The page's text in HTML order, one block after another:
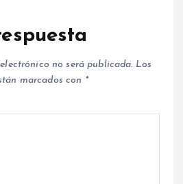
no será publicada. Los
marcados con *